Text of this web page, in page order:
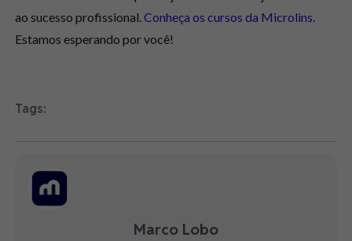
ao sucesso profissional.Conheça os cursos da Microlins.
Estamos esperando por você!
Tags:
Marco Lobo